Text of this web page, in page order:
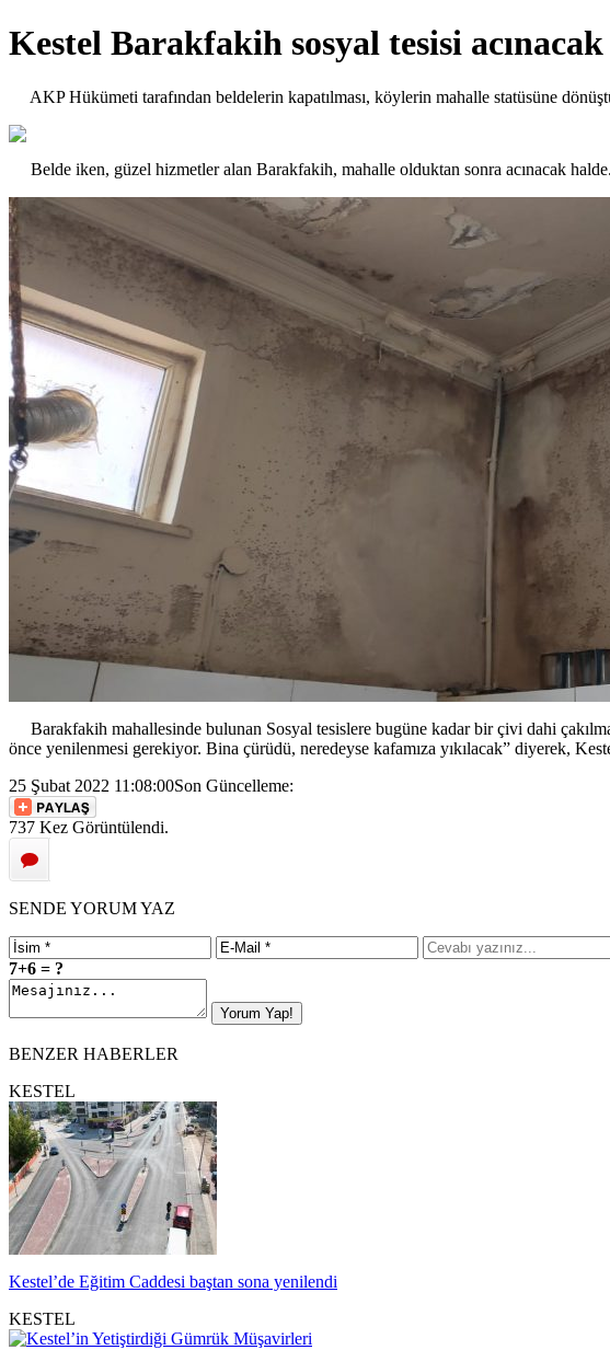
Kestel Barakfakih sosyal tesisi
AKP Hükümeti tarafından beldelerin kapatılması, köylerin mahalle statüsüne
Belde iken, güzel hizmetler alan Barakfakih, mahalle olduktan sonra acınacak halde.
Barakfakih mahallesinde bulunan Sosyal tesislere bugüne kadar bir çivi dahi
önce yenilenmesi gerekiyor. Bina çürüdü, neredeyse kafamıza yıkılacak” diyerek,
25 Şubat 2022 11:08:00Son Güncelleme:
737 Kez Görüntülendi.
SENDE YORUM YAZ
7+6 = ?
BENZER HABERLER
KESTEL
Kestel’de Eğitim Caddesi baştan sona yenilendi
KESTEL